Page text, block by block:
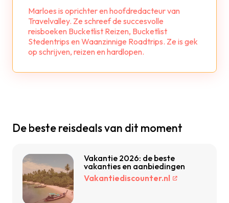
Marloes is oprichter en hoofdredacteur van
Travelvalley. Ze schreef de succesvolle
reisboeken Bucketlist Reizen, Bucketlist
Stedentrips en Waanzinnige Roadtrips. Ze is gek
op schrijven, reizen en hardlopen.
De beste reisdeals van dit moment
Vakantie 2026: de beste
vakanties en aanbiedingen
Vakantiediscounter.nl